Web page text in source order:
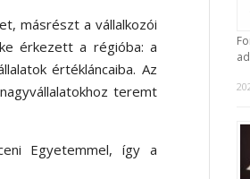
másrészt a vállalkozói
érkezett a régióba: a
értékláncaiba. Az
teremt
Egyetemmel, így a